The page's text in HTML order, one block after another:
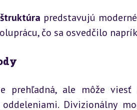
predstavujú
čo sa osvedčilo
prehľadná, ale môže
Divizionálny